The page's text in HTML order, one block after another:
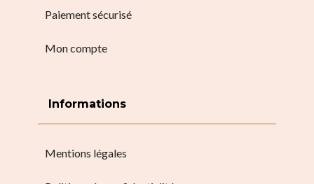
Paiement sécurisé
Mon compte
Informations
Mentions légales